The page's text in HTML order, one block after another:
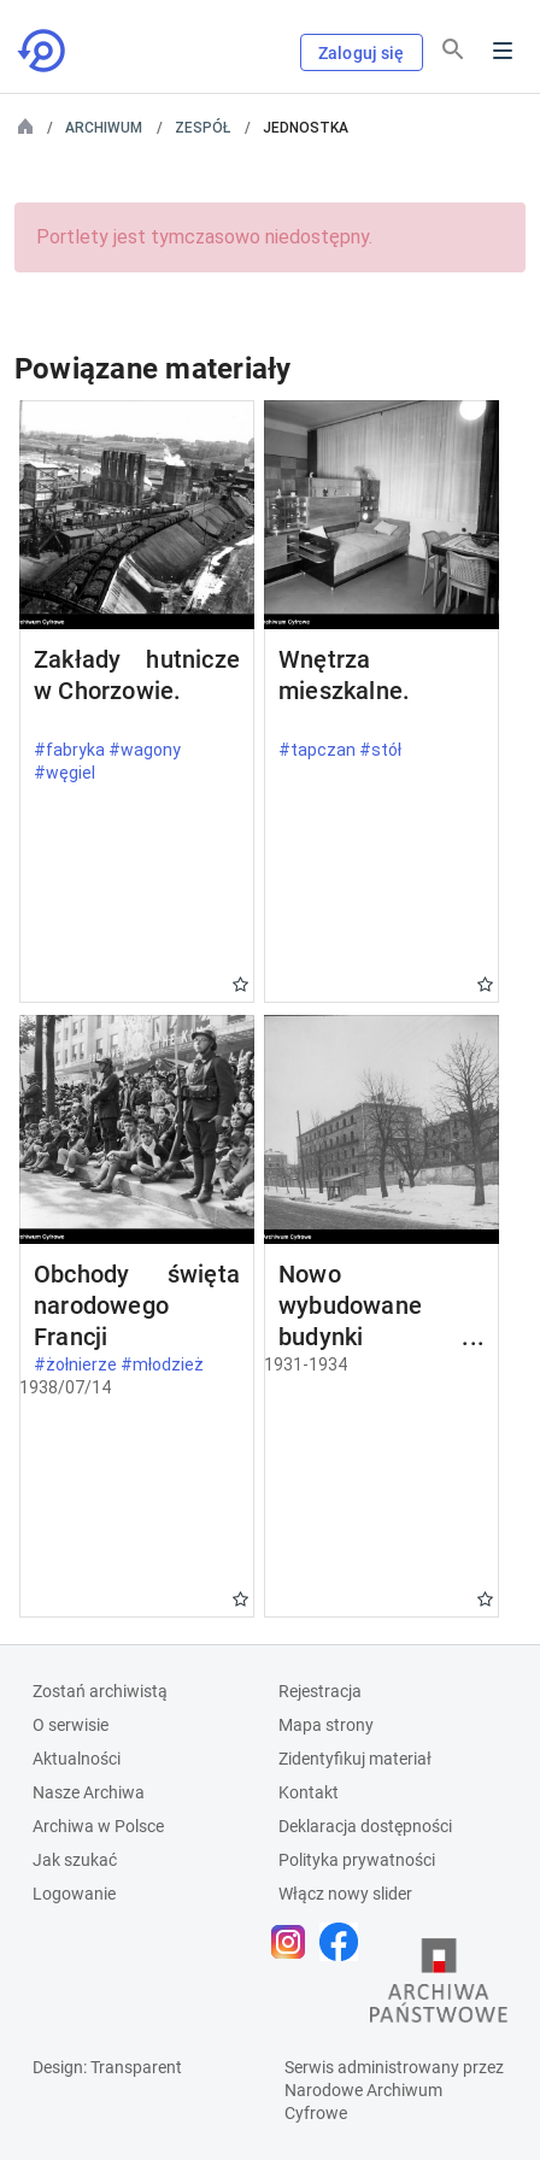
Zaloguj się
ARCHIWUM ZESPÓŁ JEDNOSTKA
Portlety jest tymczasowo niedostępny.
Powiązane materiały
Zakłady hutnicze
w Chorzowie.
#fabryka #wagony
#węgiel
Wnętrza
mieszkalne.
#tapczan #stół
Obchody święta
narodowego
Francji
#żołnierze #młodzież
1938/07/14
Nowo
wybudowane
budynki w
Częstochowie
1931-1934
Zostań archiwistą
O serwisie
Aktualności
Nasze Archiwa
Archiwa w Polsce
Jak szukać
Logowanie
Rejestracja
Mapa strony
Zidentyfikuj materiał
Kontakt
Deklaracja dostępności
Polityka prywatności
Włącz nowy slider
Design: Transparent
Serwis administrowany przez
Narodowe Archiwum
Cyfrowe